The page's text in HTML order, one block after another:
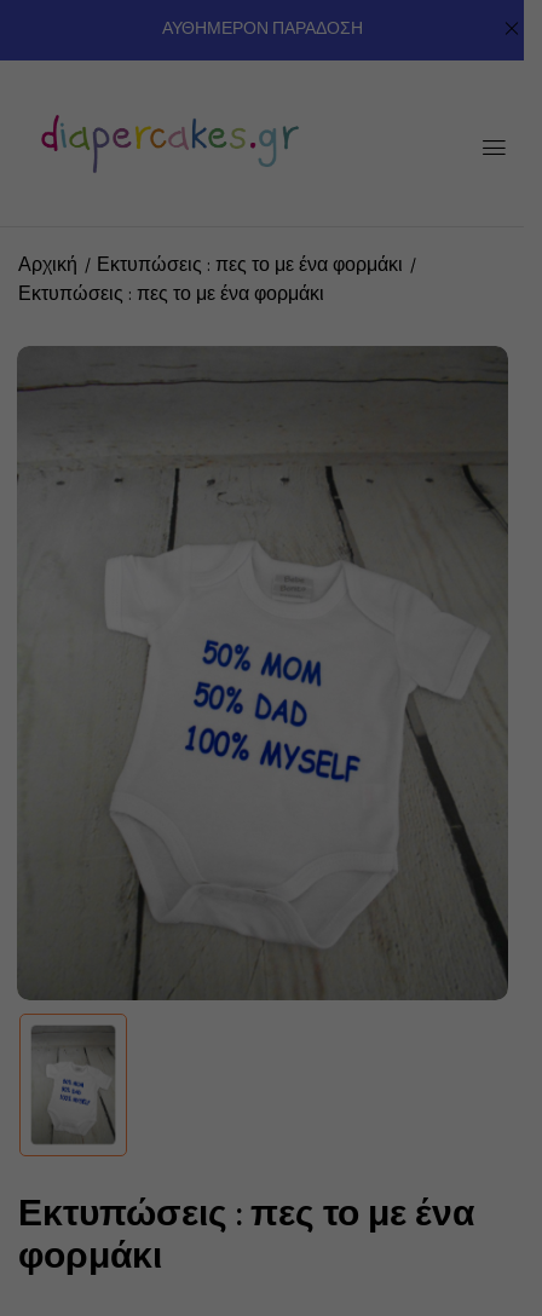
ΑΥΘΗΜΕΡΟΝ ΠΑΡΑΔΟΣΗ
Αρχική
Εκτυπώσεις : πες το με ένα φορμάκι
Εκτυπώσεις : πες το με ένα φορμάκι
Εκτυπώσεις : πες το με ένα
φορμάκι